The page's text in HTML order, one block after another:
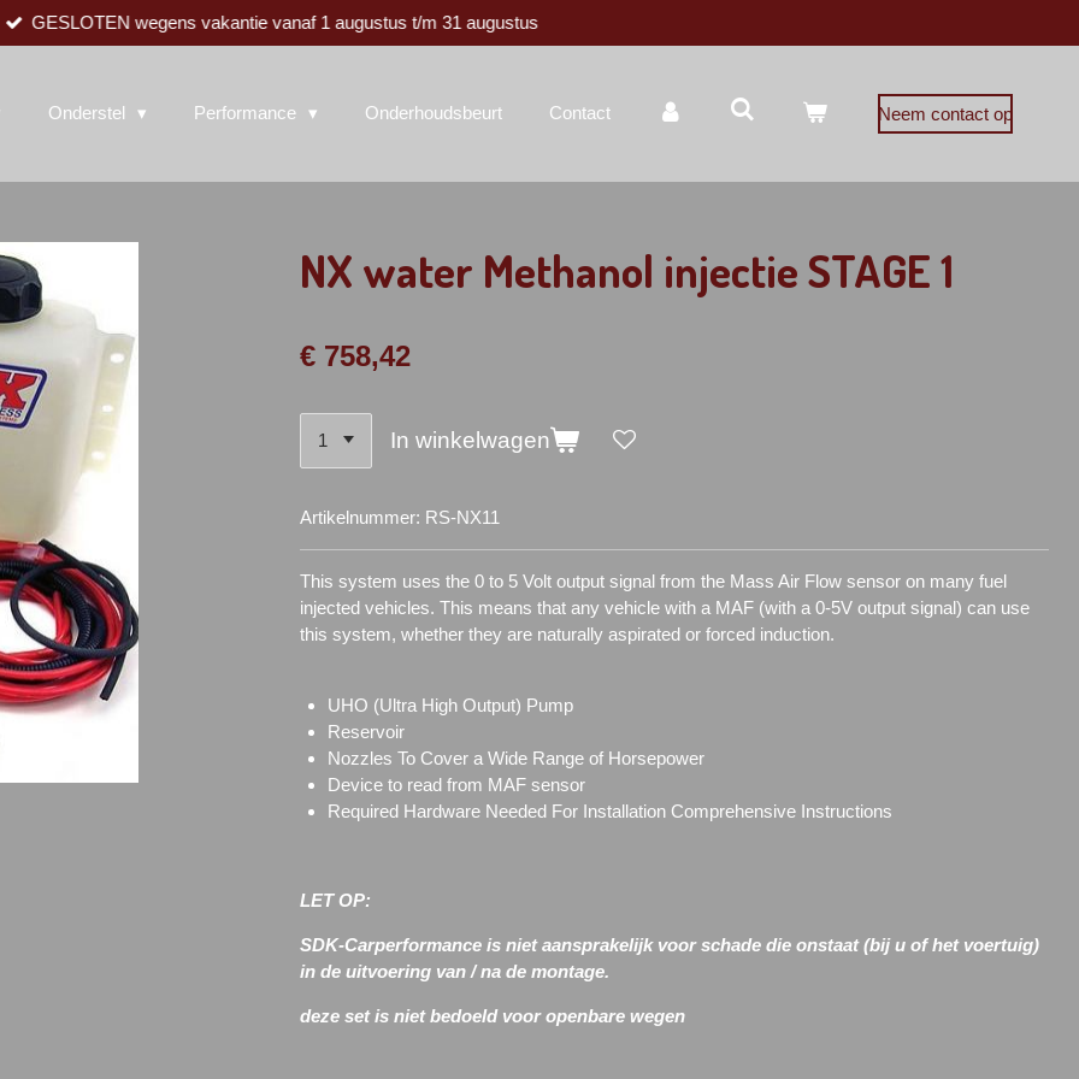
GESLOTEN wegens vakantie vanaf 1 augustus t/m 31 augustus
Onderstel Performance Onderhoudsbeurt Contact Neem contact op
NX water Methanol injectie STAGE 1
€ 758,42
In winkelwagen
Artikelnummer: RS-NX11
This system uses the 0 to 5 Volt output signal from the Mass Air Flow sensor on many fuel
injected vehicles. This means that any vehicle with a MAF (with a 0-5V output signal) can use
this system, whether they are naturally aspirated or forced induction.
UHO (Ultra High Output) Pump
Reservoir
Nozzles To Cover a Wide Range of Horsepower
Device to read from MAF sensor
Required Hardware Needed For Installation Comprehensive Instructions
LET OP:
SDK-Carperformance is niet aansprakelijk voor schade die onstaat (bij u of het voertuig)
in de uitvoering van / na de montage.
deze set is niet bedoeld voor openbare wegen